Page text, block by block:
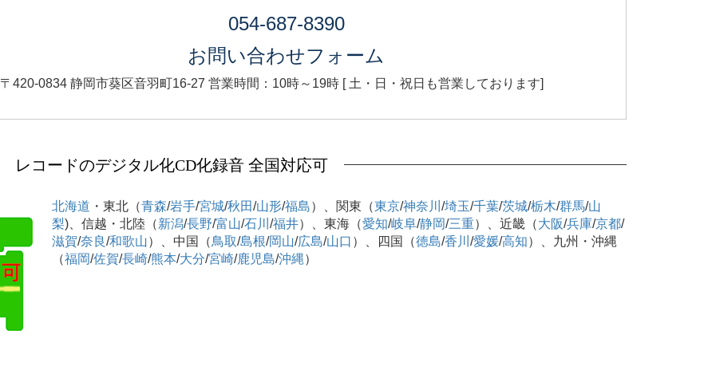
054-687-8390
お問い合わせフォーム
〒420-0834 静岡市葵区音羽町16-27 営業時間：10時～19時 [ 土・日・祝日も営業しております]
レコードのデジタル化CD化録音 全国対応可
北海道 ・東北（青森/岩手/宮城/秋田/山形/福島）、関東（東京/神奈川 /埼玉/千葉/茨城/栃木/群馬/山
梨)、信越・北陸（新潟/長野/富山/石川 /福井）、東海（愛知/岐阜/静岡/三重）、近畿（大阪/兵庫/京都/
滋賀/奈良/和歌山）、中国（鳥取/島根/岡山/広島/山口 ）、四国（徳島/香川 /愛媛/高知）、九州・沖縄
（福岡/佐賀/長崎/熊本/大分/宮崎/鹿児島/沖縄）